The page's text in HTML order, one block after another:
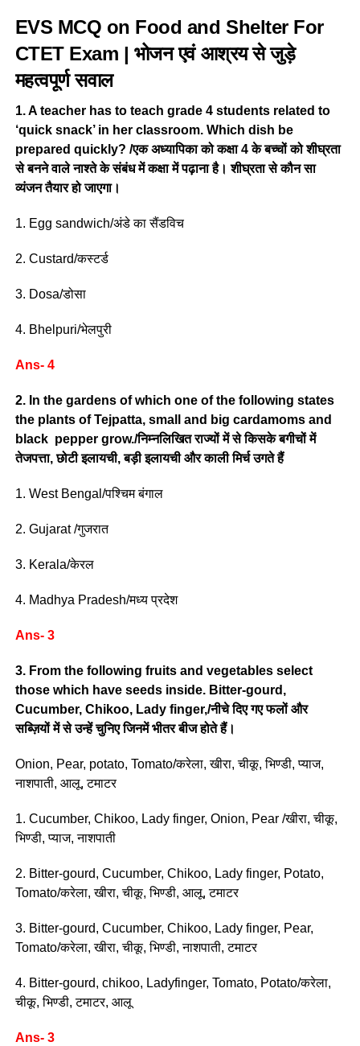
EVS MCQ on Food and Shelter For
CTET Exam | भोजन एवं आश्रय से जुड़े
महत्वपूर्ण सवाल
1. A teacher has to teach grade 4 students related to
‘quick snack’ in her classroom. Which dish be
prepared quickly? /एक अध्यापिका को कक्षा 4 के बच्चों को शीघ्रता
से बनने वाले नाश्ते के संबंध में कक्षा में पढ़ाना है। शीघ्रता से कौन सा
व्यंजन तैयार हो जाएगा।
1. Egg sandwich/अंडे का सैंडविच
2. Custard/कस्टर्ड
3. Dosa/डोसा
4. Bhelpuri/भेलपुरी
Ans- 4
2. In the gardens of which one of the following states
the plants of Tejpatta, small and big cardamoms and
black pepper grow./निम्नलिखित राज्यों में से किसके बगीचों में
तेजपत्ता, छोटी इलायची, बड़ी इलायची और काली मिर्च उगते हैं
1. West Bengal/पश्चिम बंगाल
2. Gujarat /गुजरात
3. Kerala/केरल
4. Madhya Pradesh/मध्य प्रदेश
Ans- 3
3. From the following fruits and vegetables select
those which have seeds inside. Bitter-gourd,
Cucumber, Chikoo, Lady finger,/नीचे दिए गए फलों और
सब्ज़ियों में से उन्हें चुनिए जिनमें भीतर बीज होते हैं।
Onion, Pear, potato, Tomato/करेला, खीरा, चीकू, भिण्डी, प्याज,
नाशपाती, आलू, टमाटर
1. Cucumber, Chikoo, Lady finger, Onion, Pear /खीरा, चीकू,
भिण्डी, प्याज, नाशपाती
2. Bitter-gourd, Cucumber, Chikoo, Lady finger, Potato,
Tomato/करेला, खीरा, चीकू, भिण्डी, आलू, टमाटर
3. Bitter-gourd, Cucumber, Chikoo, Lady finger, Pear,
Tomato/करेला, खीरा, चीकू, भिण्डी, नाशपाती, टमाटर
4. Bitter-gourd, chikoo, Ladyfinger, Tomato, Potato/करेला,
चीकू, भिण्डी, टमाटर, आलू
Ans- 3